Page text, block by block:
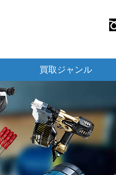
買取ジャンル